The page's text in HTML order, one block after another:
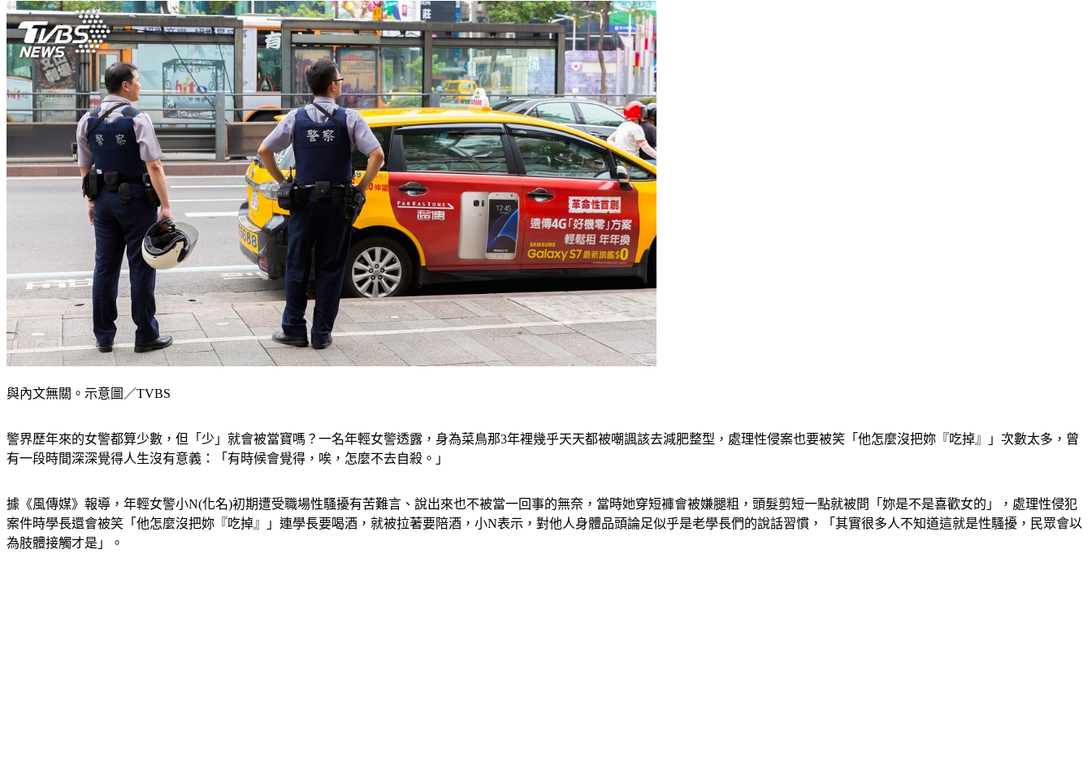
與內文無關。示意圖／TVBS
警界歷年來的女警都算少數，但「少」就會被當寶嗎？一名年輕女警透露，身為菜鳥那3年裡幾乎天天都被嘲諷該去減肥整型，處理性侵案也要被笑「他怎麼沒把妳『吃掉』」次數太多，曾
有一段時間深深覺得人生沒有意義：「有時候會覺得，唉，怎麼不去自殺。」
據《風傳媒》報導，年輕女警小N(化名)初期遭受職場性騷擾有苦難言、說出來也不被當一回事的無奈，當時她穿短褲會被嫌腿粗，頭髮剪短一點就被問「妳是不是喜歡女的」，處理性侵犯
案件時學長還會被笑「他怎麼沒把妳『吃掉』」連學長要喝酒，就被拉著要陪酒，小N表示，對他人身體品頭論足似乎是老學長們的說話習慣，「其實很多人不知道這就是性騷擾，民眾會以
為肢體接觸才是」。